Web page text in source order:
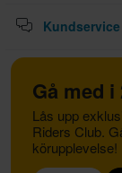
Kundservice
Gå med
Lås upp
Riders Club.
körupplevelse!